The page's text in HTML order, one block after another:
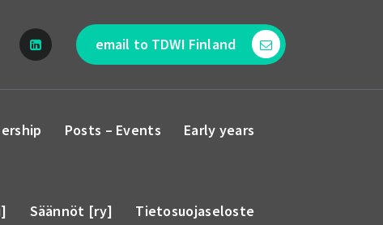
email to TDWI Finland
Posts – Events Early years
Säännöt [ry] Tietosuojaseloste